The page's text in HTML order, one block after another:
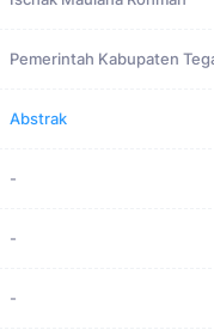
Pemerintah Kabupaten
Abstrak
-
-
-